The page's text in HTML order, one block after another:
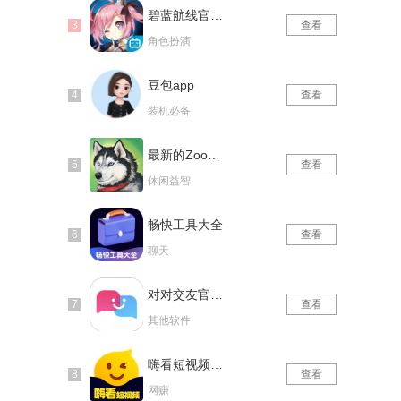
角色扮演
查看
豆包app
装机必备
查看
休闲益智
查看
畅快工具大全
聊天
查看
其他软件
查看
网赚
查看